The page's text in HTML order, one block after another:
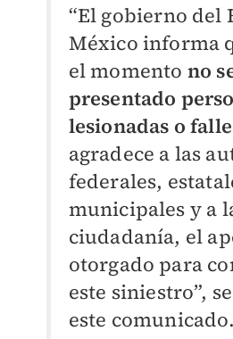
“El gobierno del
México informa
el momento no
presentado
lesionadas o
agradece a las
federales,
municipales y a
ciudadanía, el
otorgado para
este siniestro”,
este comunicado.